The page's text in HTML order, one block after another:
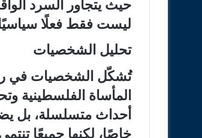
حيث يتجاور السرد
ليست فقط فعلًا
تحليل الشخصيات
تُشكّل الشخصيات في
المأساة الفلسطينية
أحداث متسلسلة، بل
خاصًا، لكنها جميعًا